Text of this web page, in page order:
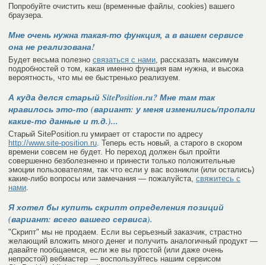
Попробуйте очистить кеш (временные файлы, cookies) вашего
браузера.
Мне очень нужна такая-то функция, а в вашем сервисе
она не реализована!
Будет весьма полезно связаться с нами, рассказать максимум
подробностей о том, какая именно функция вам нужна, и высока
вероятность, что мы ее быстренько реализуем.
А куда делся старый SitePosition.ru? Мне там так
нравилось это-то (вариант: у меня изменились/пропали
какие-то данные и т.д.)...
Старый SitePosition.ru умирает от старости по адресу
http://www.site-position.ru. Теперь есть новый, а старого в скором
времени совсем не будет. Но переход должен был пройти
совершенно безболезненно и принести только положительные
эмоции пользователям, так что если у вас возникли (или остались)
какие-либо вопросы или замечания — пожалуйста, свяжитесь с
нами.
Я хотел бы купить скрипт определения позиций
(вариант: всего вашего сервиса).
"Скрипт" мы не продаем. Если вы серьезный заказчик, страстно
желающий вложить много денег и получить аналогичный продукт —
давайте пообщаемся, если же вы простой (или даже очень
непростой) вебмастер — воспользуйтесь нашим сервисом